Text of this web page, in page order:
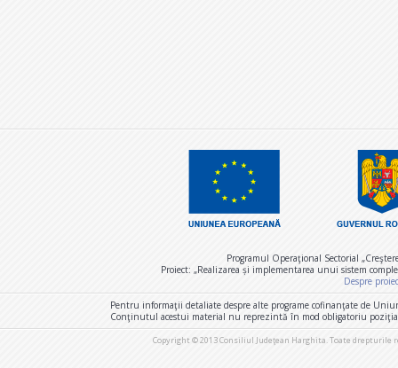
Programul Operaţional Sectorial
Proiect: „Realizarea și implementarea unui sistem
Despre
Pentru informaţii detaliate despre alte programe cofinanţate de
Conţinutul acestui material nu reprezintă în mod obligatoriu
Copyright © 2013 Consiliul Judeţean Harghita. Toate drepturile